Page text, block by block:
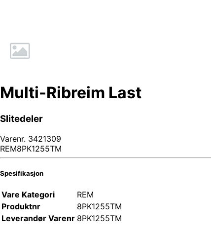
Multi-Ribreim Last
Slitedeler
Varenr. 3421309
REM8PK1255TM
Spesifikasjon
Vare Kategori
REM
Produktnr
8PK1255TM
Leverandør Varenr 8PK1255TM